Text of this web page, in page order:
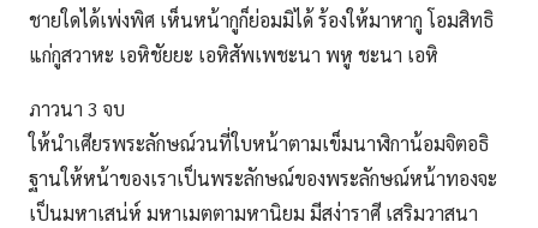
ชายใดได้เพ่งพิศ เห็นหน้ากูก็ย่อมมิได้ ร้องให้มาหากู โอมสิทธิ
แก่กูสวาหะ เอหิชัยยะ เอหิสัพเพชะนา พหู ชะนา เอหิ
ภาวนา 3 จบ
ให้นำเศียรพระลักษณ์วนที่ใบหน้าตามเข็มนาฬิกาน้อมจิตอธิ
ฐานให้หน้าของเราเป็นพระลักษณ์ของพระลักษณ์หน้าทองจะ
เป็นมหาเสน่ห์ มหาเมตตามหานิยม มีสง่าราศี เสริมวาสนา